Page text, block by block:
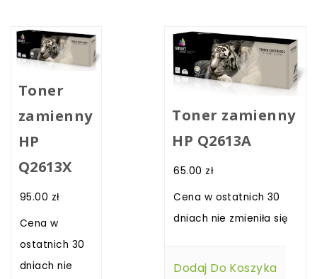
Toner
zamienny
HP
Q2613X
95.00 zł
Cena w
ostatnich 30
dniach nie
Toner zamienny
HP Q2613A
65.00 zł
Cena w ostatnich 30
dniach nie zmieniła się
Dodaj Do Koszyka